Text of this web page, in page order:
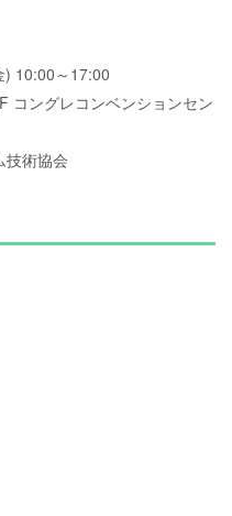
10:00～17:00
コングレコンベンションセン
技術協会